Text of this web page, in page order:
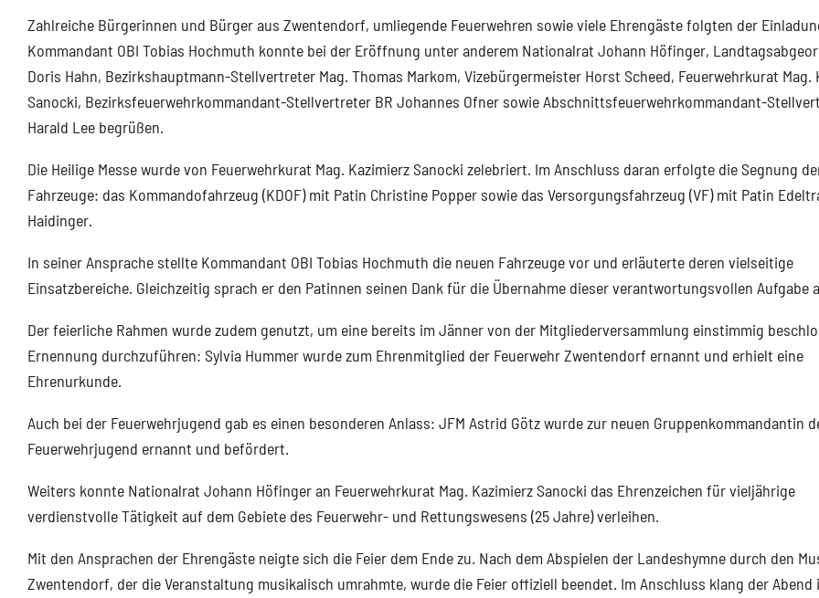
Zahlreiche Bürgerinnen und Bürger aus Zwentendorf, umliegende Feuerwehren sowie viele Ehrengäste folgten der
Kommandant OBI Tobias Hochmuth konnte bei der Eröffnung unter anderem Nationalrat Johann Höfinger,
Doris Hahn, Bezirkshauptmann-Stellvertreter Mag. Thomas Markom, Vizebürgermeister Horst Scheed, Feuerwehrkurat Mag.
Sanocki, Bezirksfeuerwehrkommandant-Stellvertreter BR Johannes Ofner sowie Abschnittsfeuerwehrkommandant-
Harald Lee begrüßen.
Die Heilige Messe wurde von Feuerwehrkurat Mag. Kazimierz Sanocki zelebriert. Im Anschluss daran erfolgte die Segnung
Fahrzeuge: das Kommandofahrzeug (KDOF) mit Patin Christine Popper sowie das Versorgungsfahrzeug (VF) mit Patin
Haidinger.
In seiner Ansprache stellte Kommandant OBI Tobias Hochmuth die neuen Fahrzeuge vor und erläuterte deren vielseitige
Einsatzbereiche. Gleichzeitig sprach er den Patinnen seinen Dank für die Übernahme dieser verantwortungsvollen Aufgabe
Der feierliche Rahmen wurde zudem genutzt, um eine bereits im Jänner von der Mitgliederversammlung einstimmig
Ernennung durchzuführen: Sylvia Hummer wurde zum Ehrenmitglied der Feuerwehr Zwentendorf ernannt und erhielt eine
Ehrenurkunde.
Auch bei der Feuerwehrjugend gab es einen besonderen Anlass: JFM Astrid Götz wurde zur neuen Gruppenkommandantin
Feuerwehrjugend ernannt und befördert.
Weiters konnte Nationalrat Johann Höfinger an Feuerwehrkurat Mag. Kazimierz Sanocki das Ehrenzeichen für vieljährige
verdienstvolle Tätigkeit auf dem Gebiete des Feuerwehr- und Rettungswesens (25 Jahre) verleihen.
Mit den Ansprachen der Ehrengäste neigte sich die Feier dem Ende zu. Nach dem Abspielen der Landeshymne durch den
Zwentendorf, der die Veranstaltung musikalisch umrahmte, wurde die Feier offiziell beendet. Im Anschluss klang der Abend